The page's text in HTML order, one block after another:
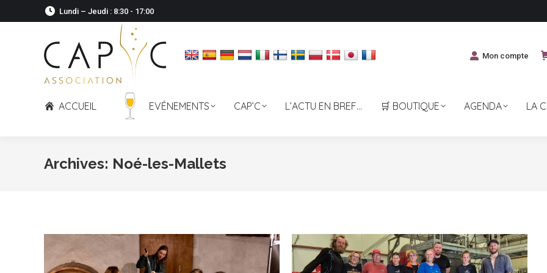
Lundi – Jeudi : 8:30 - 17:00
Mon compte
ACCUEIL EVÉNEMENTS CAP’C L’ACTU EN BREF… 🛒 BOUTIQUE AGENDA LA
Archives: Noé-les-Mallets